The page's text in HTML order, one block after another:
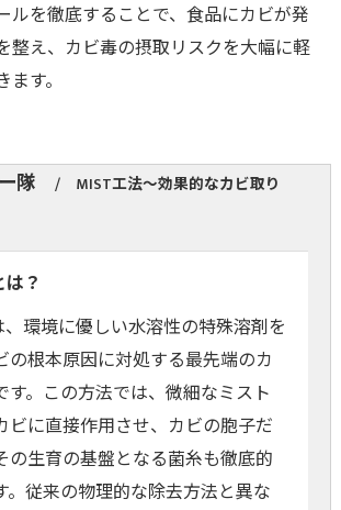
ルを徹底することで、食品にカビが発
整え、カビ毒の摂取リスクを大幅に軽
す。
隊
MIST工法～効果的なカビ取り
？
、環境に優しい水溶性の特殊溶剤を
の根本原因に対処する最先端のカ
す。この方法では、微細なミスト
ビに直接作用させ、カビの胞子だ
の生育の基盤となる菌糸も徹底的
。従来の物理的な除去方法と異な